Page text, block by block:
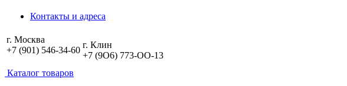
Контакты и адреса
г. Москва
+7 (901) 546-34-60
г. Клин
+7 (9O6) 773-OO-13
Каталог товаров